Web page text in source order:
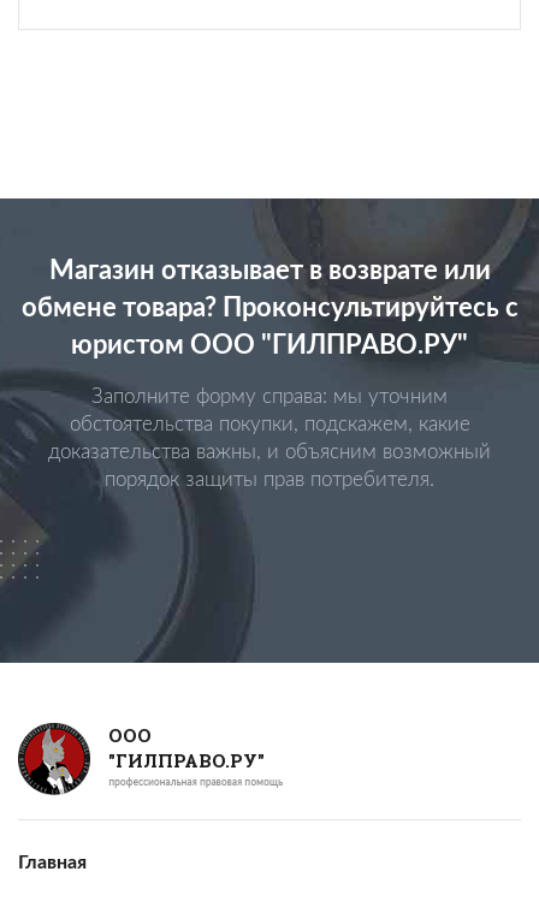
Магазин отказывает в возврате или
обмене товара? Проконсультируйтесь с
юристом ООО "ГИЛПРАВО.РУ"
Заполните форму справа: мы уточним
обстоятельства покупки, подскажем, какие
доказательства важны, и объясним возможный
порядок защиты прав потребителя.
ООО
"ГИЛПРАВО.РУ"
Главная